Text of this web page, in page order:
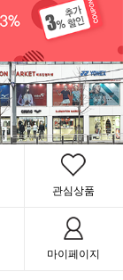
관심상품
마이페이지